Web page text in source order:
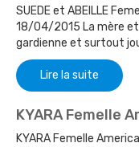
SUEDE et ABEILLE
18/04/2015 La mère et
gardienne et surtout
Lire la suite
KYARA Femelle
KYARA Femelle